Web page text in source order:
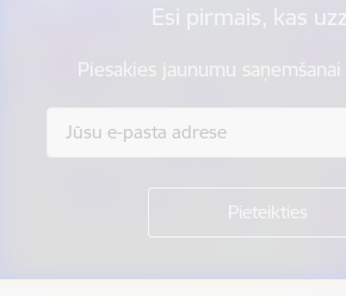
Esi pirmais, kas
Piesakies jaunumu saņemšanai